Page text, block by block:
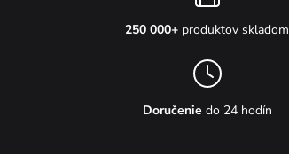
250 000+ produktov skladom
Doručenie do 24 hodín